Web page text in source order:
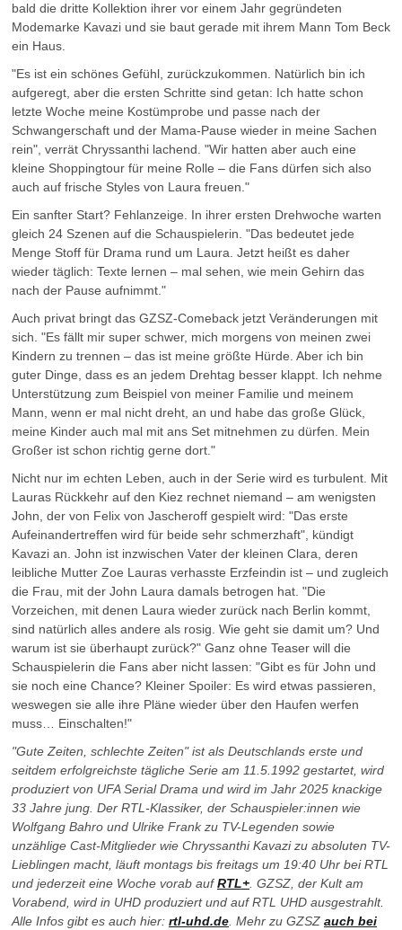
bald die dritte Kollektion ihrer vor einem Jahr gegründeten
Modemarke Kavazi und sie baut gerade mit ihrem Mann Tom Beck
ein Haus.
"Es ist ein schönes Gefühl, zurückzukommen. Natürlich bin ich
aufgeregt, aber die ersten Schritte sind getan: Ich hatte schon
letzte Woche meine Kostümprobe und passe nach der
Schwangerschaft und der Mama-Pause wieder in meine Sachen
rein", verrät Chryssanthi lachend. "Wir hatten aber auch eine
kleine Shoppingtour für meine Rolle – die Fans dürfen sich also
auch auf frische Styles von Laura freuen."
Ein sanfter Start? Fehlanzeige. In ihrer ersten Drehwoche warten
gleich 24 Szenen auf die Schauspielerin. "Das bedeutet jede
Menge Stoff für Drama rund um Laura. Jetzt heißt es daher
wieder täglich: Texte lernen – mal sehen, wie mein Gehirn das
nach der Pause aufnimmt."
Auch privat bringt das GZSZ-Comeback jetzt Veränderungen mit
sich. "Es fällt mir super schwer, mich morgens von meinen zwei
Kindern zu trennen – das ist meine größte Hürde. Aber ich bin
guter Dinge, dass es an jedem Drehtag besser klappt. Ich nehme
Unterstützung zum Beispiel von meiner Familie und meinem
Mann, wenn er mal nicht dreht, an und habe das große Glück,
meine Kinder auch mal mit ans Set mitnehmen zu dürfen. Mein
Großer ist schon richtig gerne dort."
Nicht nur im echten Leben, auch in der Serie wird es turbulent. Mit
Lauras Rückkehr auf den Kiez rechnet niemand – am wenigsten
John, der von Felix von Jascheroff gespielt wird: "Das erste
Aufeinandertreffen wird für beide sehr schmerzhaft", kündigt
Kavazi an. John ist inzwischen Vater der kleinen Clara, deren
leibliche Mutter Zoe Lauras verhasste Erzfeindin ist – und zugleich
die Frau, mit der John Laura damals betrogen hat. "Die
Vorzeichen, mit denen Laura wieder zurück nach Berlin kommt,
sind natürlich alles andere als rosig. Wie geht sie damit um? Und
warum ist sie überhaupt zurück?" Ganz ohne Teaser will die
Schauspielerin die Fans aber nicht lassen: "Gibt es für John und
sie noch eine Chance? Kleiner Spoiler: Es wird etwas passieren,
weswegen sie alle ihre Pläne wieder über den Haufen werfen
muss… Einschalten!"
"Gute Zeiten, schlechte Zeiten" ist als Deutschlands erste und
seitdem erfolgreichste tägliche Serie am 11.5.1992 gestartet, wird
produziert von UFA Serial Drama und wird im Jahr 2025 knackige
33 Jahre jung. Der RTL-Klassiker, der Schauspieler:innen wie
Wolfgang Bahro und Ulrike Frank zu TV-Legenden sowie
unzählige Cast-Mitglieder wie Chryssanthi Kavazi zu absoluten TV-
Lieblingen macht, läuft montags bis freitags um 19:40 Uhr bei RTL
und jederzeit eine Woche vorab aufRTL+. GZSZ, der Kult am
Vorabend, wird in UHD produziert und auf RTL UHD ausgestrahlt.
Alle Infos gibt es auch hier: rtl-uhd.de. Mehr zu GZSZ auch bei